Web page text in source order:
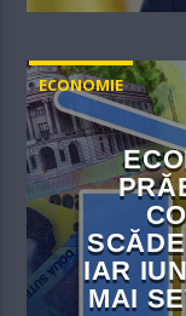
ECONOMIE
IAR
MAI